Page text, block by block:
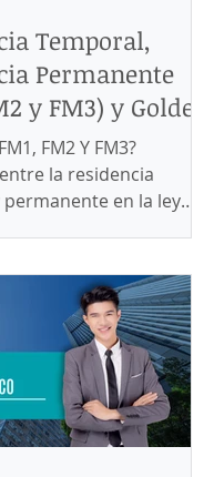
Temporal,
Permanente
y FM3) y Golden
México
FM2 Y FM3?
la residencia
en la ley